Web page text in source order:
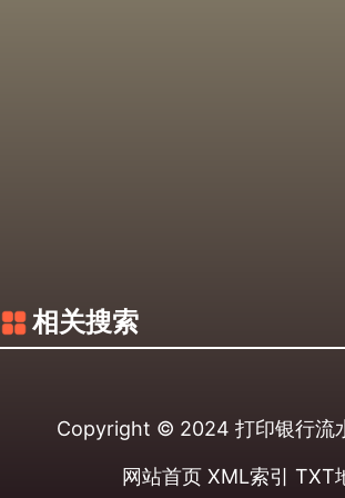
相关搜索
Copyright © 2024 打印银行流
网站首页 XML索引 TXT